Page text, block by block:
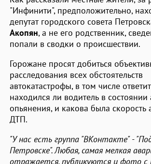
"Инфинити", предположительно,
депутат городского совета
Акопян, а не его родственник,
попали в сводки о происшествии.
Горожане просят добиться
расследования всех обстоятельств
автокатастрофы, в том числе
находился ли водитель в состоянии
опьянения, и какова была скорость
ДТП.
"У нас есть группа "ВКонтакте" -
Петровске". Любая, самая мелкая
отражается, публикуются и фото с